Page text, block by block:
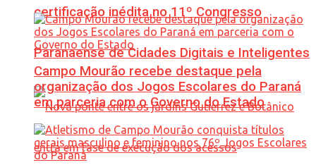
certificação inédita no 11º Congresso
Paranaense de Cidades Digitais e Inteligentes
Campo Mourão recebe destaque pela
organização dos Jogos Escolares do Paraná
em parceria com o Governo do Estado